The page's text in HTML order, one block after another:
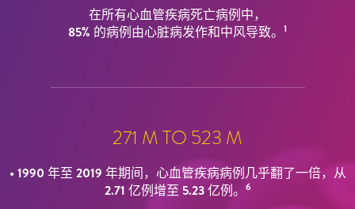
在所有心血管疾病死亡病例中，
85% 的病例由心脏病发作和中风导致。 1
271 M TO 523 M
• 1990 年至 2019 年期间，心血管疾病病例几乎翻了一倍，从
2.71 亿例增至 5.23 亿例。 6